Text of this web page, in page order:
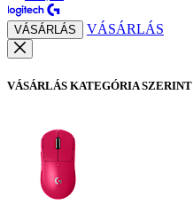
VÁSÁRLÁS VÁSÁRLÁS
VÁSÁRLÁS KATEGÓRIA SZERINT